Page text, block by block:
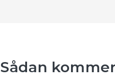
Sådan